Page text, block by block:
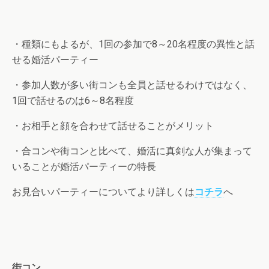
・種類にもよるが、1回の参加で8～20名程度の異性と話
せる婚活パーティー
・参加人数が多い街コンも全員と話せるわけではなく、
1回で話せるのは6～8名程度
・お相手と顔を合わせて話せることがメリット
・合コンや街コンと比べて、婚活に真剣な人が集まって
いることが婚活パーティーの特長
お見合いパーティーについてより詳しくはコチラへ